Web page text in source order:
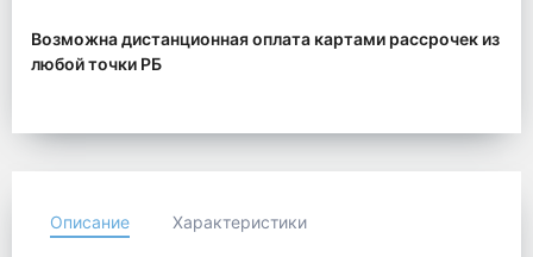
Возможна дистанционная оплата картами рассрочек из
любой точки РБ
Описание Характеристики